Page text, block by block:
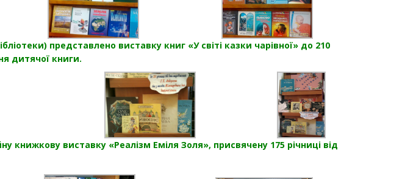
представлено виставку книг «У світі казки чарівної» до 210
дитячої книги.
книжкову виставку «Реалізм Еміля Золя», присвячену 175 річниці від